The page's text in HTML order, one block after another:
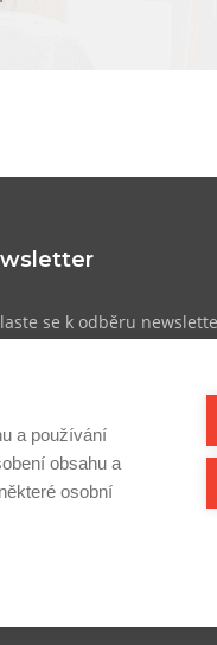
se k odběru
se
a používání
obsahu a
osobní